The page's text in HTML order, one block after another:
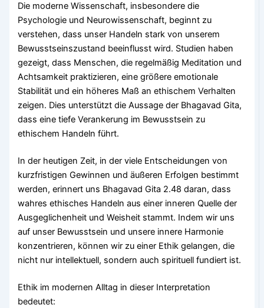
Die moderne Wissenschaft, insbesondere die
Psychologie und Neurowissenschaft, beginnt zu
verstehen, dass unser Handeln stark von unserem
Bewusstseinszustand beeinflusst wird. Studien haben
gezeigt, dass Menschen, die regelmäßig Meditation und
Achtsamkeit praktizieren, eine größere emotionale
Stabilität und ein höheres Maß an ethischem Verhalten
zeigen. Dies unterstützt die Aussage der Bhagavad Gita,
dass eine tiefe Verankerung im Bewusstsein zu
ethischem Handeln führt.
In der heutigen Zeit, in der viele Entscheidungen von
kurzfristigen Gewinnen und äußeren Erfolgen bestimmt
werden, erinnert uns Bhagavad Gita 2.48 daran, dass
wahres ethisches Handeln aus einer inneren Quelle der
Ausgeglichenheit und Weisheit stammt. Indem wir uns
auf unser Bewusstsein und unsere innere Harmonie
konzentrieren, können wir zu einer Ethik gelangen, die
nicht nur intellektuell, sondern auch spirituell fundiert ist.
Ethik im modernen Alltag in dieser Interpretation
bedeutet: